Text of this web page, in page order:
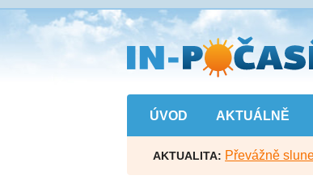
Přejít
na
hlavní
obsah
ÚVOD AKTUÁLNĚ
AKTUALITA: Převážně